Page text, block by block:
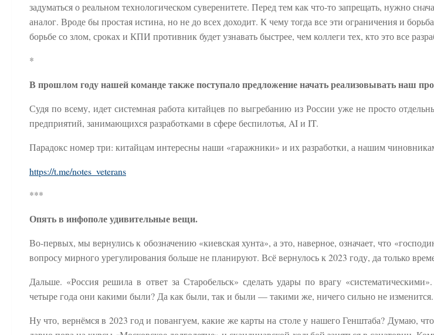
задуматься о реальном технологическом суверенитете. Перед тем как что-то запрещать, нужно
аналог. Вроде бы простая истина, но не до всех доходит. К чему тогда все эти ограничения и
борьбе со злом, сроках и КПИ противник будет узнавать быстрее, чем коллеги тех, кто это все
*
В прошлом году нашей команде также поступало предложение начать реализовывать наш
Судя по всему, идет системная работа китайцев по выгребанию из России уже не просто
предприятий, занимающихся разработками в сфере беспилотья, AI и IT.
Парадокс номер три: китайцам интересны наши «гаражники» и их разработки, а нашим
https://t.me/notes_veterans
***
Опять в инфополе удивительные вещи.
Во‑первых, мы вернулись к обозначению «киевская хунта», а это, наверное, означает, что
вопросу мирного урегулирования больше не планируют. Всё вернулось к 2023 году, да только
Дальше. «Россия решила в ответ за Старобельск» сделать удары по врагу
четыре года они какими были? Да как были, так и были — такими же, ничего сильно не изменится.
Ну что, вернёмся в 2023 год и повангуем, какие же карты на столе у нашего Генштаба? Думаю,